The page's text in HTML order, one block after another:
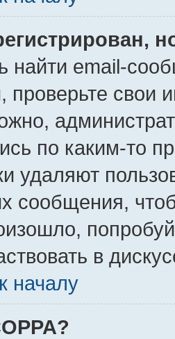
найти email-
проверьте свои
по каким-то
удаляют
сообщения,
в
началу